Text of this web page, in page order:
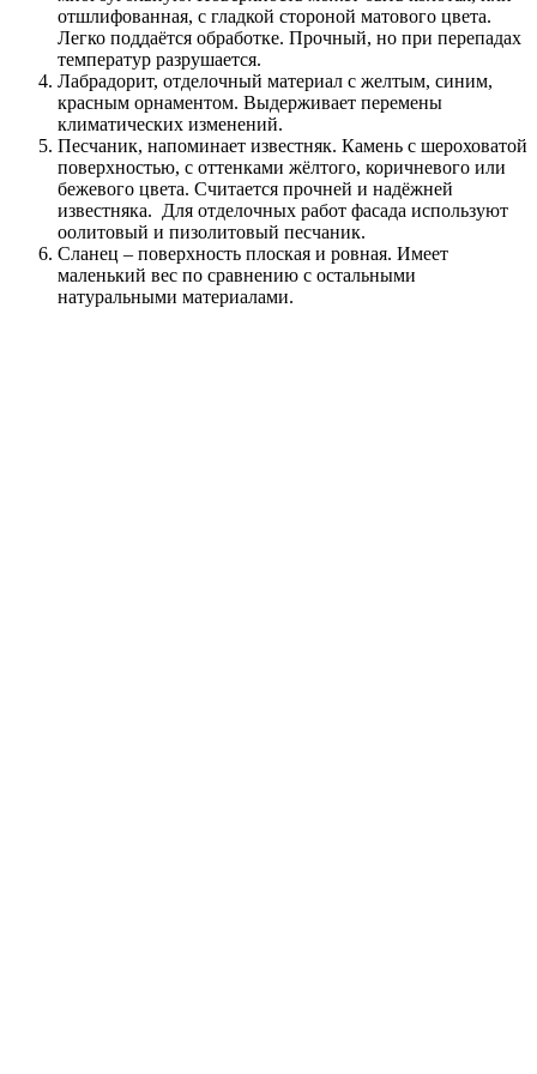
отшлифованная, с гладкой стороной матового цвета.
Легко поддаётся обработке. Прочный, но при перепадах
температур разрушается.
Лабрадорит, отделочный материал с желтым, синим,
красным орнаментом. Выдерживает перемены
климатических изменений.
Песчаник, напоминает известняк. Камень с шероховатой
поверхностью, с оттенками жёлтого, коричневого или
бежевого цвета. Считается прочней и надёжней
известняка. Для отделочных работ фасада используют
оолитовый и пизолитовый песчаник.
Сланец – поверхность плоская и ровная. Имеет
маленький вес по сравнению с остальными
натуральными материалами.